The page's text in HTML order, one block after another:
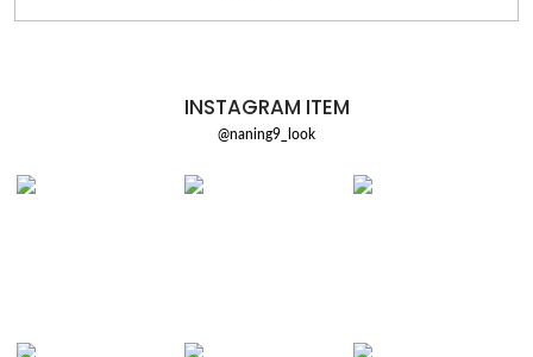
INSTAGRAM ITEM
@naning9_look